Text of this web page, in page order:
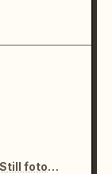
Fermo immagine cinematografico / Still fotografico